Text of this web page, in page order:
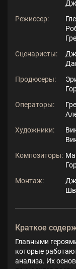
Режиссер:
Сценаристы:
Продюсеры:
Операторы:
Художники:
Композиторы:
Монтаж:
Краткое
Главными
которые
анализа. Их